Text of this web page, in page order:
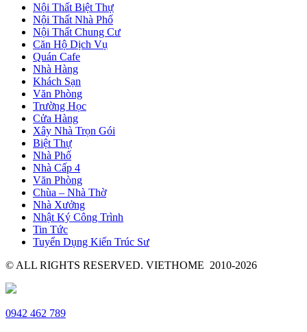
Nội Thất Biệt Thự
Nội Thất Nhà Phố
Nội Thất Chung Cư
Căn Hộ Dịch Vụ
Quán Cafe
Nhà Hàng
Khách Sạn
Văn Phòng
Trường Học
Cửa Hàng
Xây Nhà Trọn Gói
Biệt Thự
Nhà Phố
Nhà Cấp 4
Văn Phòng
Chùa – Nhà Thờ
Nhà Xưởng
Nhật Ký Công Trình
Tin Tức
Tuyển Dụng Kiến Trúc Sư
© ALL RIGHTS RESERVED. VIETHOME 2010-2026
0942 462 789